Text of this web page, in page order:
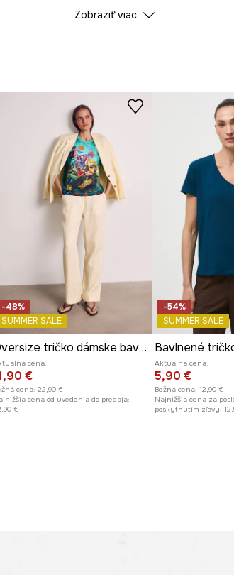
ID produktu
Zobraziť viac
-48%
SUMMER SALE
Oversize tričko dámske bavlnené s elastanom z kolekcie Kit Mizeres x Medicine
cena:
€
cena: 22,90 €
cena od uvedenia do predaja:
€
-54%
SUMMER SALE
Aktuálna cena:
5,90 €
Bežná cena: 12,90 €
Najnižšia cena za
poskytnutím zľavy: